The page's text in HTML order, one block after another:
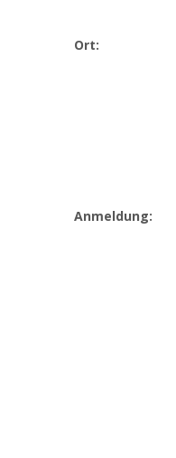
Ort:
Anmeldung: